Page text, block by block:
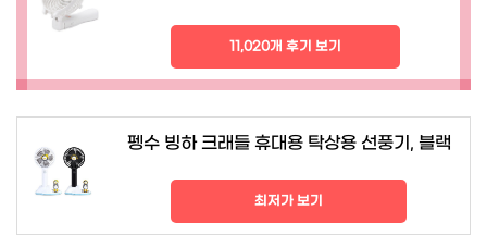
11,020개 후기 보기
펭수 빙하 크래들 휴대용 탁상용 선풍기, 블랙
최저가 보기